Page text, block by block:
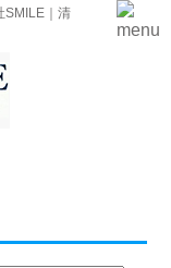
SMILE｜清